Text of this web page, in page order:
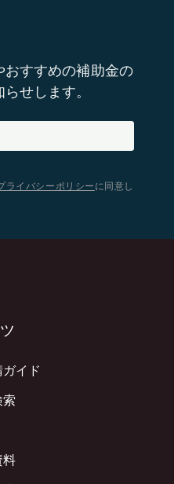
すすめの補助金の
せします。
ライバシーポリシー に同意し
イド
料